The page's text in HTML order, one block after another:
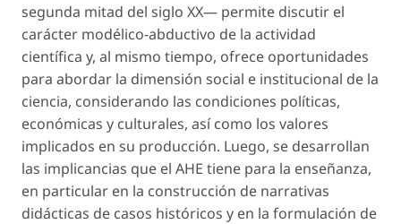
segunda mitad del siglo XX— permite discutir el
carácter modélico-abductivo de la actividad
científica y, al mismo tiempo, ofrece oportunidades
para abordar la dimensión social e institucional de la
ciencia, considerando las condiciones políticas,
económicas y culturales, así como los valores
implicados en su producción. Luego, se desarrollan
las implicancias que el AHE tiene para la enseñanza,
en particular en la construcción de narrativas
didácticas de casos históricos y en la formulación de